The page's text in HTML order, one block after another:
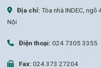
Địa chỉ: Tòa nhà INDEC,
Nội
Điện thoại: 024 7305 3355
Fax: 024 373 27204